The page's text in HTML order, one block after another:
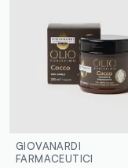
GIOVANARDI
FARMACEUTICI